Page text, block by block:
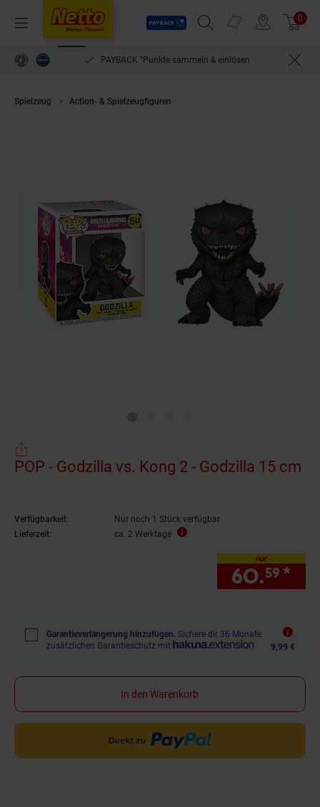
Menü
Payback
Suchfeld einblenden
Prospekte 0
PAYBACK °Punkte sammeln & einlösen
Spielzeug Action- & Spielzeugfiguren
POP - Godzilla vs. Kong 2 - Godzilla 15 cm
Verfügbarkeit:
Nur noch 1 Stück verfügbar
Lieferzeit:
ca. 2 Werktage
nur
60.59 *
Garantieverlängerung hinzufügen. Sichere dir 36 Monate
zusätzlichen Garantieschutz mit
9,99 €
In den Warenkorb